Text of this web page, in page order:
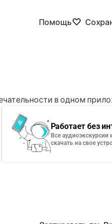
Помощь
в одном
Работает без
Все
скачать на свое